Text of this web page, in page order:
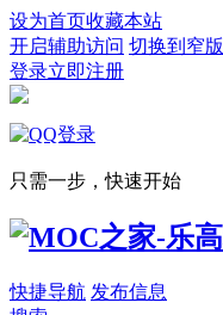
设为首页收藏本站
开启辅助访问 切换到窄版
登录立即注册
只需一步，快速开始
快捷导航 发布信息